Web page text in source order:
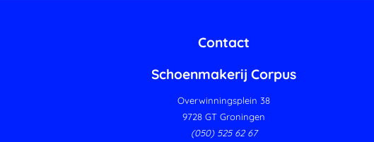
Contact
Schoenmakerij Corpus
Overwinningsplein 38
9728 GT Groningen
(050) 525 62 67